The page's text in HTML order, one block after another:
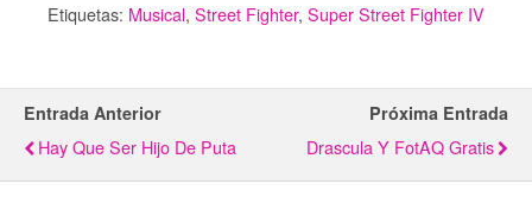
Etiquetas: Musical, Street Fighter, Super Street Fighter IV
Entrada Anterior
Hay Que Ser Hijo De Puta
Próxima Entrada
Drascula Y FotAQ Gratis